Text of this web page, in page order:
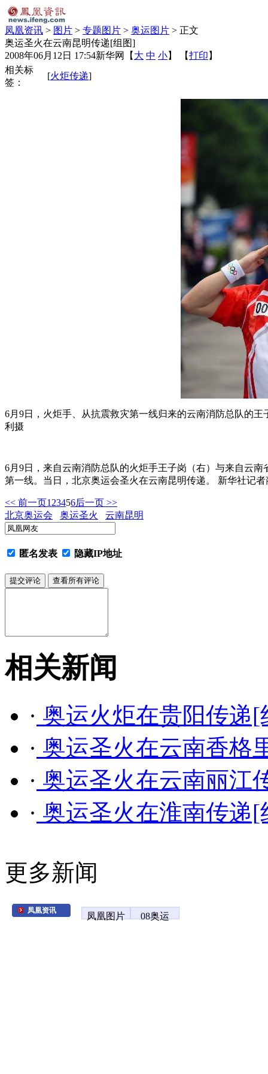
凤凰资讯 > 图片 > 专题图片 > 奥运图片 > 正文
奥运圣火在云南昆明传递[组图]
2008年06月12日 17:54新华网 【 大 中 小】 【打印 】
相关标
签：
[火炬传递]
6月9日，火炬手、从抗震救灾第一线归来的云南消防总队的
利摄
6月9日，来自云南消防总队的火炬手王子岗（右）与来自云
第一线。当日，北京奥运会圣火在云南昆明传递。 新华社记
<< 前一页1 23456后一页 >>
北京奥运会
奥运圣火 云南昆明
匿名发表 隐藏IP地址
相关新闻
· 奥运火炬在贵阳传递[
· 奥运圣火在云南香格
· 奥运圣火在云南丽江
· 奥运圣火在淮南传递[
更多新闻
凤凰资讯
凤凰图片 08奥运